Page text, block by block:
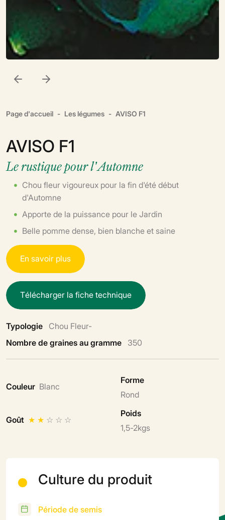
Page d'accueil Les légumes AVISO F1
AVISO F1
Le rustique pour l'Automne
Chou fleur vigoureux pour la fin d'été début
d'Automne
Apporte de la puissance pour le Jardin
Belle pomme dense, bien blanche et saine
En savoir plus
Télécharger la fichetechnique
Typologie Chou Fleur-
Nombre de graines au gramme 350
Couleur Blanc
Forme
Rond
Goût ★ ★ ☆ ☆ ☆
Poids
1,5-2kgs
Culture du produit
Période de semis